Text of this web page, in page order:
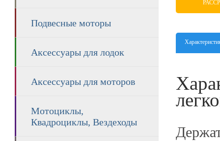
Подвесные моторы
Аксессуары для лодок
Аксессуары для моторов
Мотоциклы,
Квадроциклы, Вездеходы